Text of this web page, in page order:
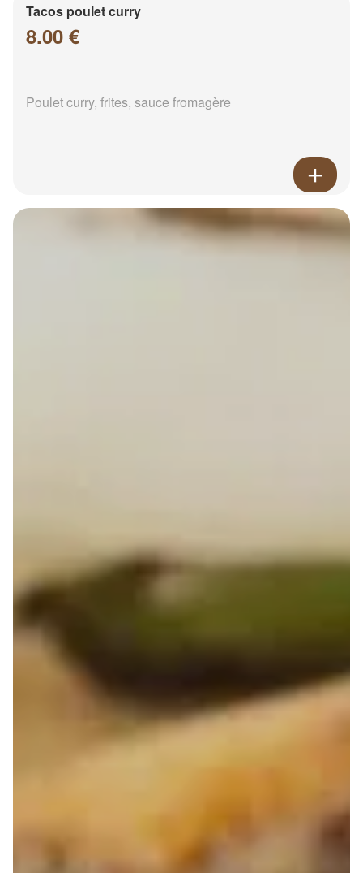
Tacos poulet curry
8.00 €
Poulet curry, frites, sauce fromagère